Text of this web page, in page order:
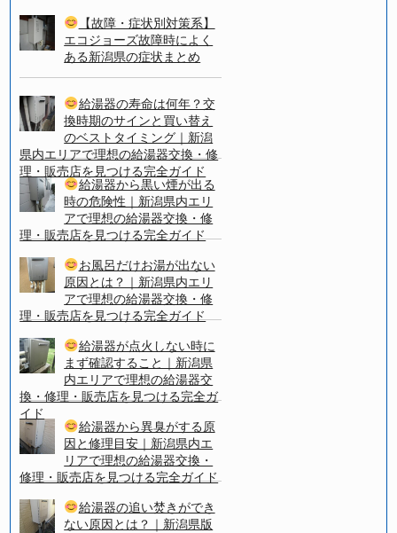
【故障・症状別対策系】
エコジョーズ故障時によく
ある新潟県の症状まとめ
給湯器の寿命は何年？交
換時期のサインと買い替え
のベストタイミング｜新潟
県内エリアで理想の給湯器交換・修
理・販売店を見つける完全ガイド
給湯器から黒い煙が出る
時の危険性｜新潟県内エリ
アで理想の給湯器交換・修
理・販売店を見つける完全ガイド
お風呂だけお湯が出ない
原因とは？｜新潟県内エリ
アで理想の給湯器交換・修
理・販売店を見つける完全ガイド
給湯器が点火しない時に
まず確認すること｜新潟県
内エリアで理想の給湯器交
換・修理・販売店を見つける完全ガ
イド
給湯器から異臭がする原
因と修理目安｜新潟県内エ
リアで理想の給湯器交換・
修理・販売店を見つける完全ガイド
給湯器の追い焚きができ
ない原因とは？｜新潟県版